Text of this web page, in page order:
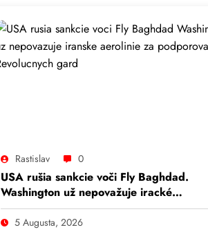
Rastislav 0
USA rušia sankcie voči Fly Baghdad.
Washington už nepovažuje iracké
aerolínie za podporovateľa Revolučných
gárd.5 Augusta, 2026